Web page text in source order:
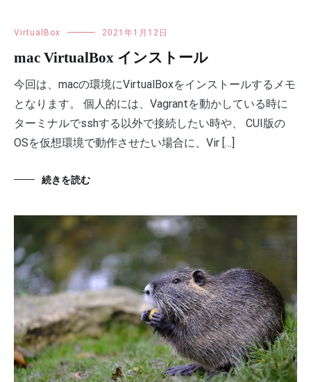
VirtualBox 2021年1月12日
mac VirtualBox インストール
今回は、macの環境にVirtualBoxをインストールするメモ
となります。 個人的には、Vagrantを動かしている時に
ターミナルでsshする以外で接続したい時や、 CUI版の
OSを仮想環境で動作させたい場合に、Vir […]
続きを読む